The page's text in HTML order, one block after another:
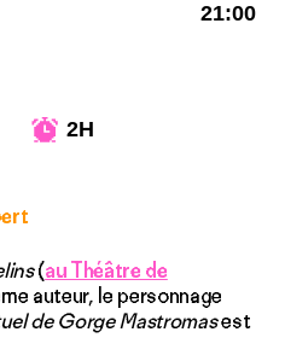
21:00
2H
(au Théâtre de
auteur, le personnage
de Gorge Mastromasest